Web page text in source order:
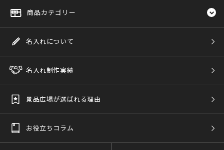
商品カテゴリー
名入れについて
名入れ制作実績
景品広場が選ばれる理由
お役立ちコラム